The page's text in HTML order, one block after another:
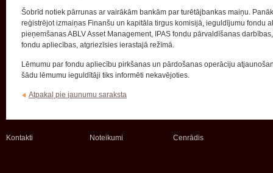
Šobrīd notiek pārrunas ar vairākām bankām par turētājbankas maiņu.
reģistrējot izmaiņas Finanšu un kapitāla tirgus komisijā, ieguldījumu fondu
pieņemšanas ABLV Asset Management, IPAS fondu pārvaldīšanas
fondu apliecības, atgriezīsies ierastajā režīmā.
Lēmumu par fondu apliecību pirkšanas un pārdošanas operāciju
šādu lēmumu ieguldītāji tiks informēti nekavējoties.
Atpakaļ pie jaunumu saraksta
Kontakti Noteikumi Cenrādis